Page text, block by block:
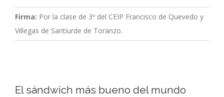
Firma: Por la clase de 3º del CEIP Francisco de Quevedo y
Villegas de Santiurde de Toranzo.
El sándwich más bueno del mundo